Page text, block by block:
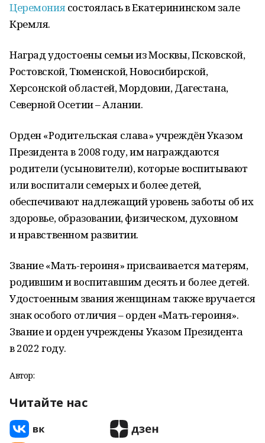
Церемониясостоялась в Екатерининском зале
Кремля.
Наград удостоены семьи из Москвы, Псковской,
Ростовской, Тюменской, Новосибирской,
Херсонской областей, Мордовии, Дагестана,
Северной Осетии – Алании.
Орден «Родительская слава» учреждён Указом
Президента в 2008 году, им награждаются
родители (усыновители), которые воспитывают
или воспитали семерых и более детей,
обеспечивают надлежащий уровень заботы об их
здоровье, образовании, физическом, духовном
и нравственном развитии.
Звание «Мать-героиня» присваивается матерям,
родившим и воспитавшим десять и более детей.
Удостоенным звания женщинам также вручается
знак особого отличия – орден «Мать-героиня».
Звание и орден учреждены Указом Президента
в 2022 году.
Автор:
Читайте нас